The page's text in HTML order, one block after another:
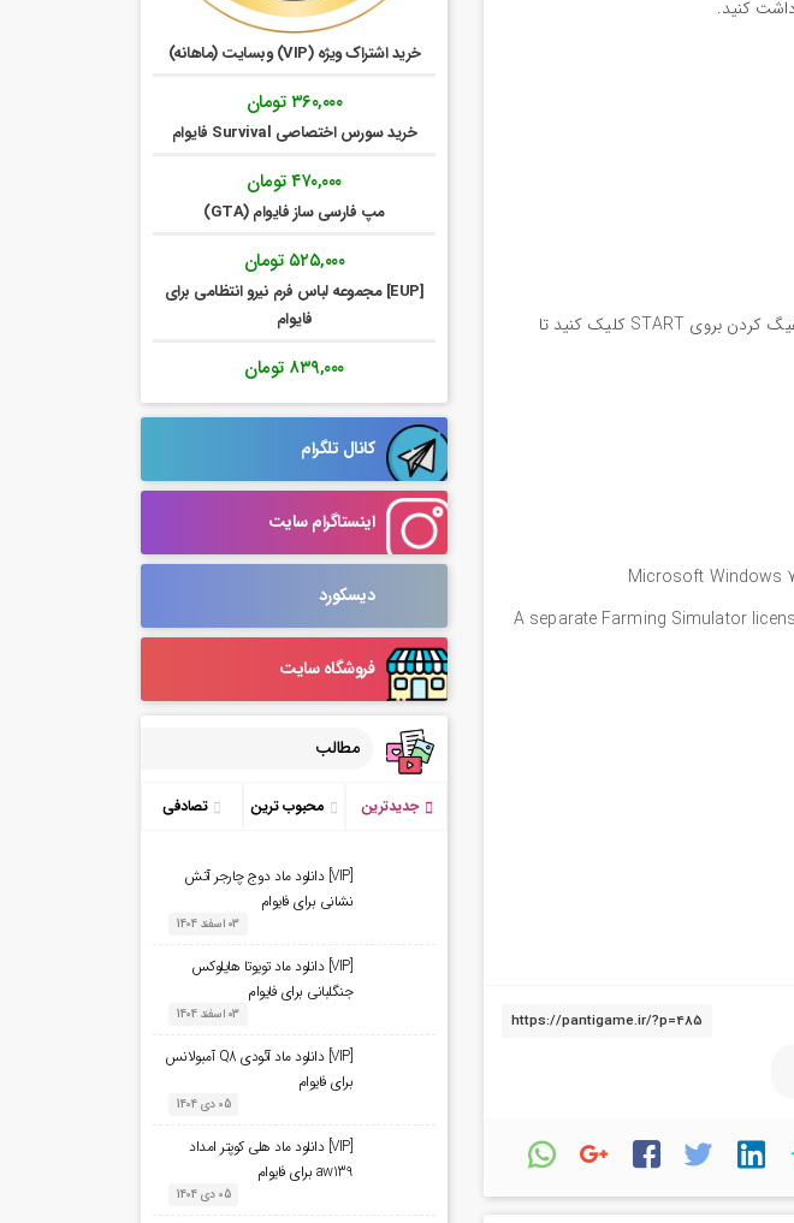
سپس یوزر و پسوردی را که در فایل XML تنظیم کردید را وارد کنید و سرور را کانفیگ کنید و بعد کانفیگ کردن بروی START کلیک کنید تا
Microsoft Windows
A separate Farming Simulator
خرید اشتراک ویژه (VIP) وبسایت (ماهانه)
۳۶۰,۰۰۰تومان
خرید سورس اختصاصی Survival فایوام
۴۷۰,۰۰۰تومان
مپ فارسی ساز فایوام (GTA)
۵۲۵,۰۰۰ تومان
[EUP] مجموعه لباس فرم نیرو انتظامی برای
فایوام
۸۳۹,۰۰۰ تومان
کانال تلگرام
اینستاگرام سایت
دیسکورد
فروشگاه سایت
مطالب
جدیدترین محبوب ترین تصادفی
[VIP] دانلود ماد دوج چارجر آتش
نشانی برای فایوام
03 اسفند 1404
[VIP] دانلود ماد تویوتا هایلوکس
جنگلبانی برای فایوام
03 اسفند 1404
[VIP] دانلود ماد آئودی Q8 آمبولانس
برای فایوام
05 دی 1404
[VIP] دانلود ماد هلی کوپتر امداد
aw139 برای فایوام
05 دی 1404